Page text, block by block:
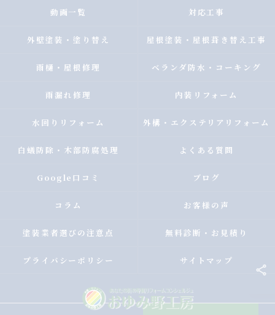
動画一覧 対応工事
外壁塗装・塗り替え 屋根塗装・屋根葺き替え工事
雨樋・屋根修理 ベランダ防水・コーキング
雨漏れ修理 内装リフォーム
水回りリフォーム 外構・エクステリアリフォーム
白蟻防除・木部防腐処理 よくある質問
Google口コミ ブログ
コラム お客様の声
塗装業者選びの注意点 無料診断・お見積り
プライバシーポリシー サイトマップ